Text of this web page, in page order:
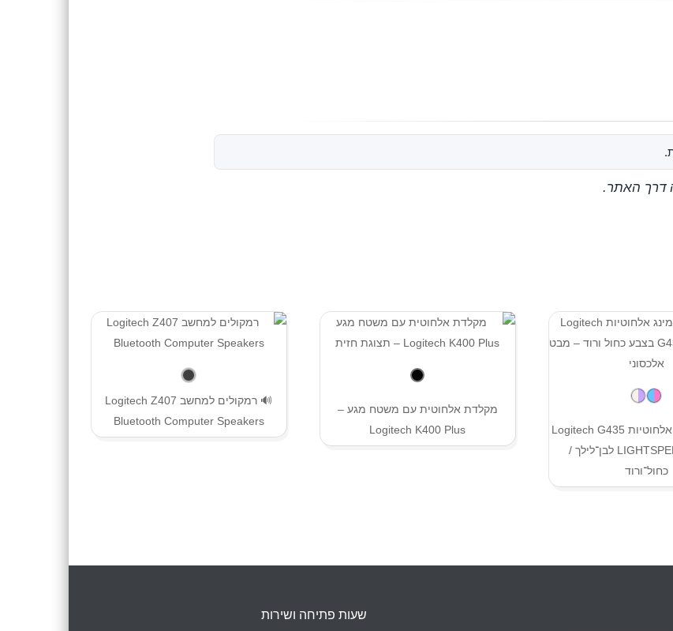
דרך האתר.
אוזניות גיימינג אלחוטיות Logitech G435
LIGHTSPEED Edition לבן־לילך /
כחול־ורוד
מקלדת אלחוטית עם משטח מגע –
Logitech K400 Plus
🔊 רמקולים למחשב Logitech Z407
Bluetooth Computer Speakers
שעות פתיחה ושירות